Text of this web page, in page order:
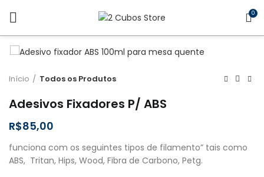
0
Início Todos os Produtos
Adesivos Fixadores P/ ABS
R$
funciona com os seguintes tipos de filamento” tais como
ABS, Tritan, Hips, Wood, Fibra de Carbono, Petg.